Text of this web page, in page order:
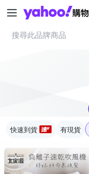
快速到貨 有現貨